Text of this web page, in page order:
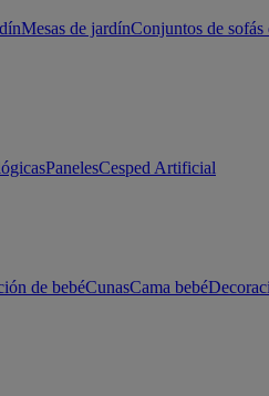
Mesas de jardínConjuntos de sofás
PanelesCesped Artificial
de bebéCunasCama bebé